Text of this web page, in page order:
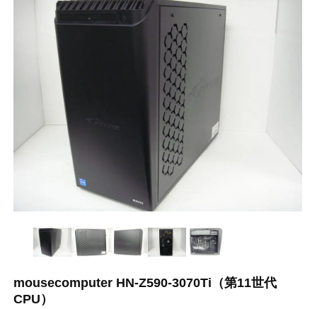
mousecomputer HN-Z590-3070Ti（第11世代
CPU）